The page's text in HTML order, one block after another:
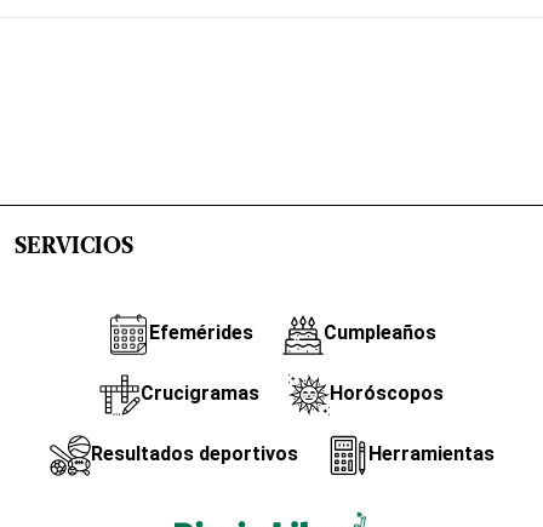
SERVICIOS
Efemérides Cumpleaños
Crucigramas Horóscopos
Resultados deportivos Herramientas